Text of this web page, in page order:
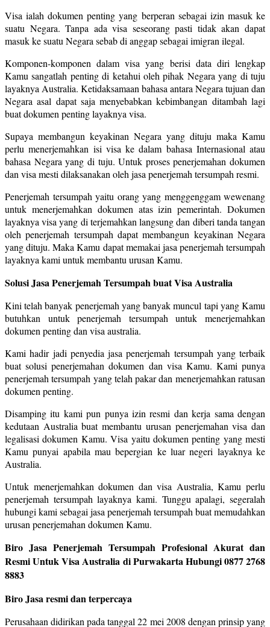
Visa ialah dokumen penting yang berperan sebagai izin masuk ke
suatu Negara. Tanpa ada visa seseorang pasti tidak akan dapat
masuk ke suatu Negara sebab di anggap sebagai imigran ilegal.
Komponen-komponen dalam visa yang berisi data diri lengkap
Kamu sangatlah penting di ketahui oleh pihak Negara yang di tuju
layaknya Australia. Ketidaksamaan bahasa antara Negara tujuan dan
Negara asal dapat saja menyebabkan kebimbangan ditambah lagi
buat dokumen penting layaknya visa.
Supaya membangun keyakinan Negara yang dituju maka Kamu
perlu menerjemahkan isi visa ke dalam bahasa Internasional atau
bahasa Negara yang di tuju. Untuk proses penerjemahan dokumen
dan visa mesti dilaksanakan oleh jasa penerjemah tersumpah resmi.
Penerjemah tersumpah yaitu orang yang menggenggam wewenang
untuk menerjemahkan dokumen atas izin pemerintah. Dokumen
layaknya visa yang di terjemahkan langsung dan diberi tanda tangan
oleh penerjemah tersumpah dapat membangun keyakinan Negara
yang dituju. Maka Kamu dapat memakai jasa penerjemah tersumpah
layaknya kami untuk membantu urusan Kamu.
Solusi Jasa Penerjemah Tersumpah buat Visa Australia
Kini telah banyak penerjemah yang banyak muncul tapi yang Kamu
butuhkan untuk penerjemah tersumpah untuk menerjemahkan
dokumen penting dan visa australia.
Kami hadir jadi penyedia jasa penerjemah tersumpah yang terbaik
buat solusi penerjemahan dokumen dan visa Kamu. Kami punya
penerjemah tersumpah yang telah pakar dan menerjemahkan ratusan
dokumen penting.
Disamping itu kami pun punya izin resmi dan kerja sama dengan
kedutaan Australia buat membantu urusan penerjemahan visa dan
legalisasi dokumen Kamu. Visa yaitu dokumen penting yang mesti
Kamu punyai apabila mau bepergian ke luar negeri layaknya ke
Australia.
Untuk menerjemahkan dokumen dan visa Australia, Kamu perlu
penerjemah tersumpah layaknya kami. Tunggu apalagi, segeralah
hubungi kami sebagai jasa penerjemah tersumpah buat memudahkan
urusan penerjemahan dokumen Kamu.
Biro Jasa Penerjemah Tersumpah Profesional Akurat dan
Resmi Untuk Visa Australia di Purwakarta Hubungi 0877 2768
8883
Biro Jasa resmi dan terpercaya
Perusahaan didirikan pada tanggal 22 mei 2008 dengan prinsip yang